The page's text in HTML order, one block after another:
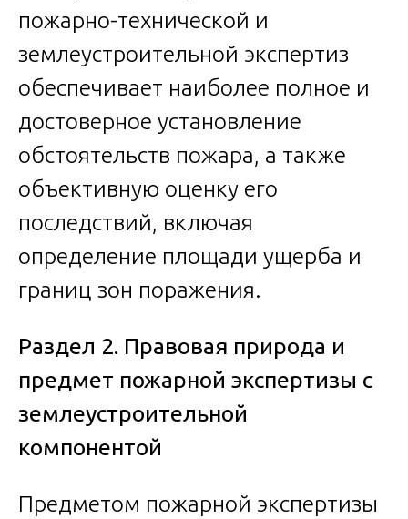
пожарно-технической и
землеустроительной экспертиз
обеспечивает наиболее полное и
достоверное установление
обстоятельств пожара, а также
объективную оценку его
последствий, включая
определение площади ущерба и
границ зон поражения.
Раздел 2. Правовая природа и
предмет пожарной экспертизы с
землеустроительной
компонентой
Предметом пожарной экспертизы